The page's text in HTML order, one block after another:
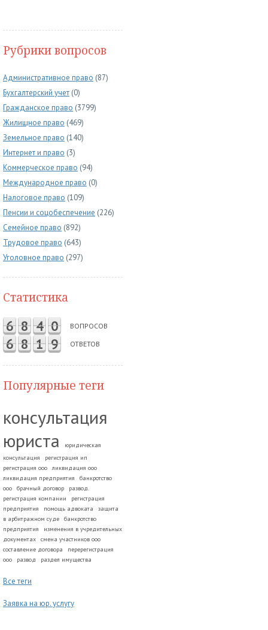
Рубрики вопросов
Административное право (87)
Бухгалтерский учет (0)
Гражданское право (3799)
Жилищное право (469)
Земельное право (140)
Интернет и право (3)
Коммерческое право (94)
Международное право (0)
Налоговое право (109)
Пенсии и соцобеспечение (226)
Семейное право (892)
Трудовое право (643)
Уголовное право (297)
Статистика
6 8 4 0 ВОПРОСОВ
6 8 1 9 ОТВЕТОВ
Популярные теги
консультация
юриста
юридическая
консультация
регистрация ип
регистрация ооо
ликвидация ооо
ликвидация предприятия
банкротство
ооо
брачный договор
развод.
регистрация компании
регистрация
предприятия
помощь адвоката
защита
в арбитражном суде
банкротство
предприятия
изменения в учредительных
документах
смена участников ооо
составление договора
перерегистрация
ооо
развод раздел имущества
Все теги
Заявка на юр. услугу